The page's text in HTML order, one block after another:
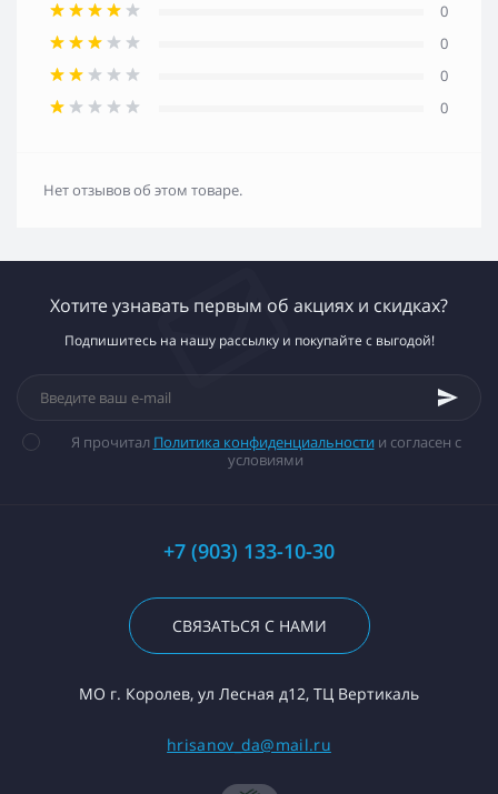
0
0
0
0
Нет отзывов об этом товаре.
Хотите узнавать первым об акциях и скидках?
Подпишитесь на нашу рассылку и покупайте с выгодой!
Я прочитал Политика конфиденциальности и согласен с
условиями
+7 (903) 133-10-30
СВЯЗАТЬСЯ С НАМИ
МО г. Королев, ул Лесная д12, ТЦ Вертикаль
hrisanov_da@mail.ru